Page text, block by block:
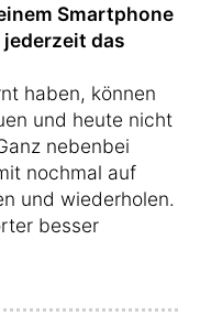
Smartphone
das
haben, können
und heute nicht
nebenbei
nochmal auf
und wiederholen.
besser